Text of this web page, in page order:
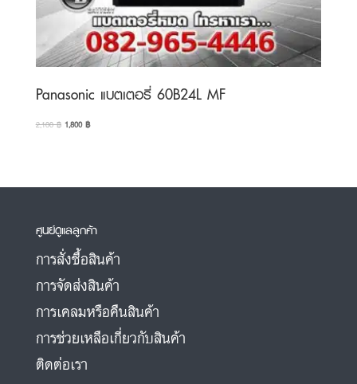
Panasonic แบตเตอรี่ 60B24L MF
2,100฿ Original
1,800฿Current
ศูนย์ดูแลลูกค้า
การสั่งซื้อสินค้า
การจัดส่งสินค้า
การเคลมหรือคืนสินค้า
การช่วยเหลือเกี่ยวกับสินค้า
ติดต่อเรา